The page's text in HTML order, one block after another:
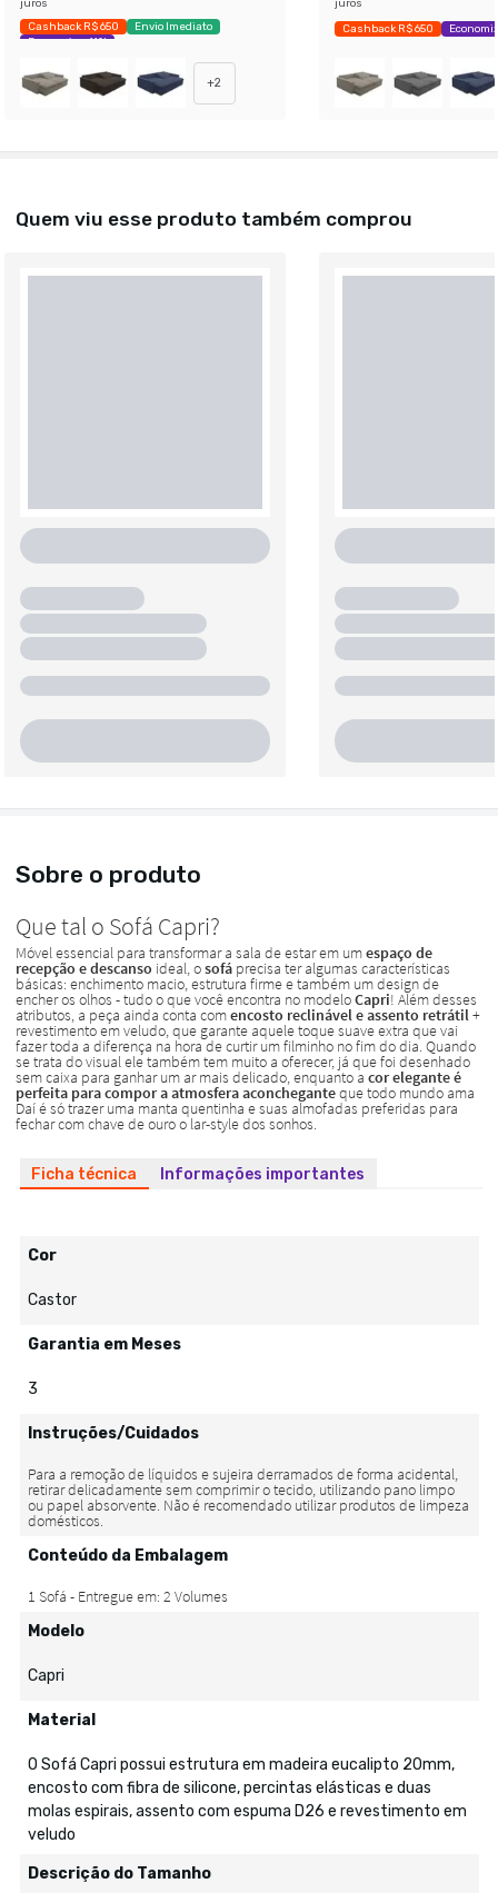
juros
Cashback R$ 650
Envio Imediato
Economize 41%
+2
juros
Cashback R$ 650
Quem viu esse produto também comprou
Sobre o produto
Ficha técnica Informações importantes
Cor
Castor
Garantia em Meses
3
Instruções/Cuidados
Conteúdo da Embalagem
Modelo
Capri
Material
O Sofá Capri possui estrutura em madeira eucalipto 20mm,
encosto com fibra de silicone, percintas elásticas e duas
molas espirais, assento com espuma D26 e revestimento em
veludo
Descrição do Tamanho